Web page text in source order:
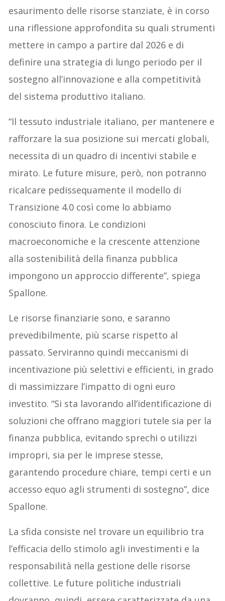
esaurimento delle risorse stanziate, è in corso
una riflessione approfondita su quali strumenti
mettere in campo a partire dal 2026 e di
definire una strategia di lungo periodo per il
sostegno all’innovazione e alla competitività
del sistema produttivo italiano.
“Il tessuto industriale italiano, per mantenere e
rafforzare la sua posizione sui mercati globali,
necessita di un quadro di incentivi stabile e
mirato. Le future misure, però, non potranno
ricalcare pedissequamente il modello di
Transizione 4.0 così come lo abbiamo
conosciuto finora. Le condizioni
macroeconomiche e la crescente attenzione
alla sostenibilità della finanza pubblica
impongono un approccio differente”, spiega
Spallone.
Le risorse finanziarie sono, e saranno
prevedibilmente, più scarse rispetto al
passato. Serviranno quindi meccanismi di
incentivazione più selettivi e efficienti, in grado
di massimizzare l’impatto di ogni euro
investito. “Si sta lavorando all’identificazione di
soluzioni che offrano maggiori tutele sia per la
finanza pubblica, evitando sprechi o utilizzi
impropri, sia per le imprese stesse,
garantendo procedure chiare, tempi certi e un
accesso equo agli strumenti di sostegno”, dice
Spallone.
La sfida consiste nel trovare un equilibrio tra
l’efficacia dello stimolo agli investimenti e la
responsabilità nella gestione delle risorse
collettive. Le future politiche industriali